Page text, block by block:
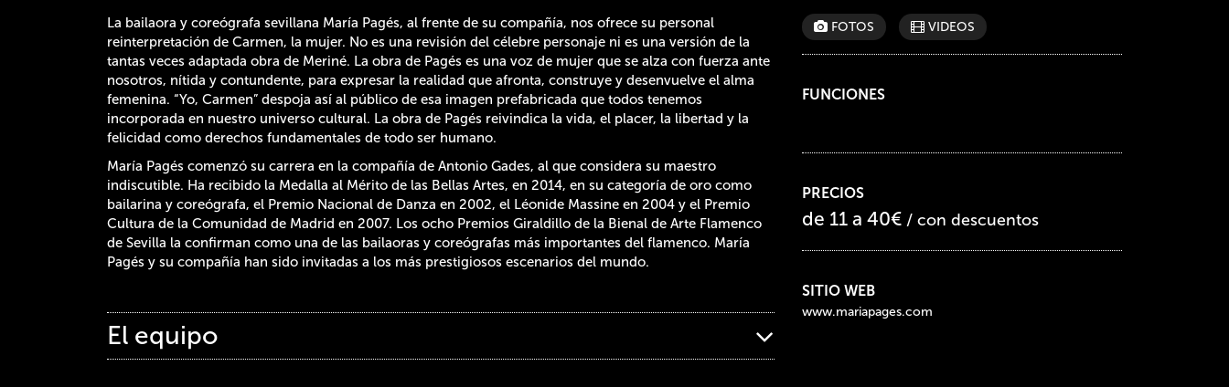
La bailaora y coreógrafa sevillana María Pagés, al frente de su compañía, nos ofrece su personal
reinterpretación de Carmen, la mujer. No es una revisión del célebre personaje ni es una versión de la
tantas veces adaptada obra de Meriné. La obra de Pagés es una voz de mujer que se alza con fuerza ante
nosotros, nítida y contundente, para expresar la realidad que afronta, construye y desenvuelve el alma
femenina. “Yo, Carmen” despoja así al público de esa imagen prefabricada que todos tenemos
incorporada en nuestro universo cultural. La obra de Pagés reivindica la vida, el placer, la libertad y la
felicidad como derechos fundamentales de todo ser humano.
María Pagés comenzó su carrera en la compañía de Antonio Gades, al que considera su maestro
indiscutible. Ha recibido la Medalla al Mérito de las Bellas Artes, en 2014, en su categoría de oro como
bailarina y coreógrafa, el Premio Nacional de Danza en 2002, el Léonide Massine en 2004 y el Premio
Cultura de la Comunidad de Madrid en 2007. Los ocho Premios Giraldillo de la Bienal de Arte Flamenco
de Sevilla la confirman como una de las bailaoras y coreógrafas más importantes del flamenco. María
Pagés y su compañía han sido invitadas a los más prestigiosos escenarios del mundo.
El equipo
FOTOS VIDEOS
FUNCIONES
PRECIOS
de 11 a 40€ / con descuentos
SITIO WEB
www.mariapages.com